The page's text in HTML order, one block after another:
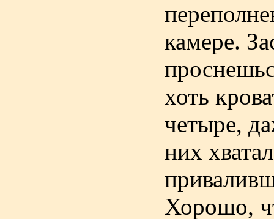
камере.
хоть
четыре,
них
Хорошо,